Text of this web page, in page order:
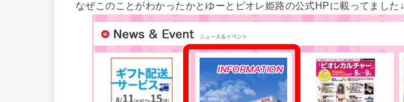
なぜこのことがわかったかとゆーとピオレ姫路の公式HPに載ってました↓